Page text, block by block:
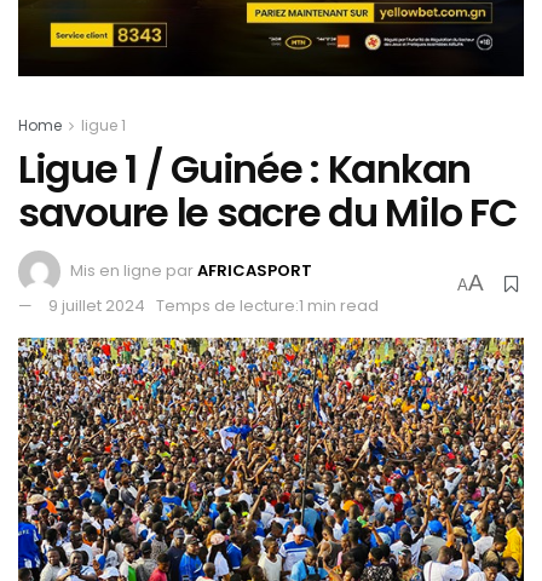
Home ligue 1
Ligue 1 / Guinée : Kankan
savoure le sacre du Milo FC
Mis en ligne parAFRICASPORT
9 juillet 2024 Temps de lecture:1 min read
AA